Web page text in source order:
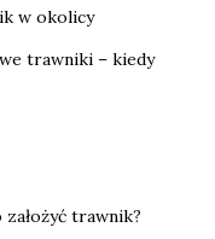
w okolicy
trawniki – kiedy
trawnik?